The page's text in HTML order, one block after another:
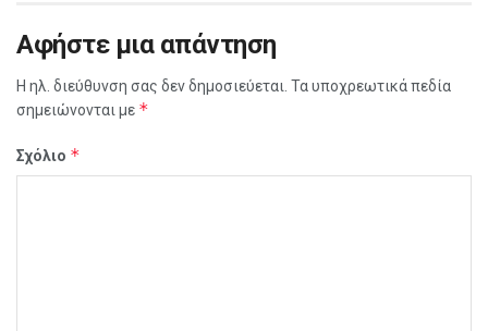
Αφήστε μια απάντηση
Η ηλ. διεύθυνση σας δεν δημοσιεύεται. Τα υποχρεωτικά πεδία
σημειώνονται με *
Σχόλιο *